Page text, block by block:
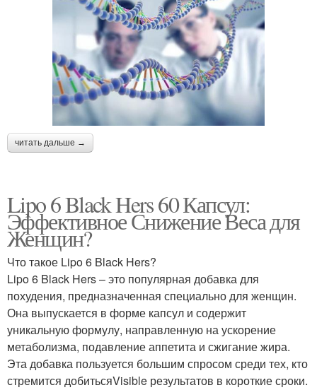
читать дальше →
Lipo 6 Black Hers 60 Капсул:
Эффективное Снижение Веса для
Женщин?
Что такое Lipo 6 Black Hers?
Lipo 6 Black Hers – это популярная добавка для
похудения, предназначенная специально для женщин.
Она выпускается в форме капсул и содержит
уникальную формулу, направленную на ускорение
метаболизма, подавление аппетита и сжигание жира.
Эта добавка пользуется большим спросом среди тех, кто
стремится добитьсяVisible результатов в короткие сроки.